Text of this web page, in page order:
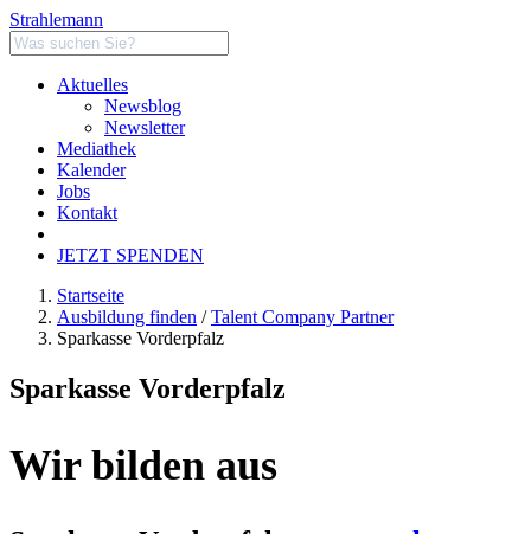
Strahlemann
Aktuelles
Newsblog
Newsletter
Mediathek
Kalender
Jobs
Kontakt
JETZT SPENDEN
Startseite
Ausbildung finden /Talent Company Partner
Sparkasse Vorderpfalz
Sparkasse Vorderpfalz
Wir bilden aus